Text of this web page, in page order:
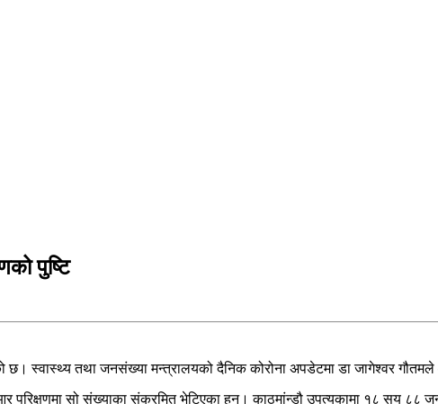
पुष्टि
स्वास्थ्य तथा जनसंख्या मन्त्रालयको दैनिक कोरोना अपडेटमा डा जागेश्वर
परिक्षणमा सो संख्याका संक्रमित भेटिएका हुन। काठमांन्डौ उपत्यकामा १८ सय